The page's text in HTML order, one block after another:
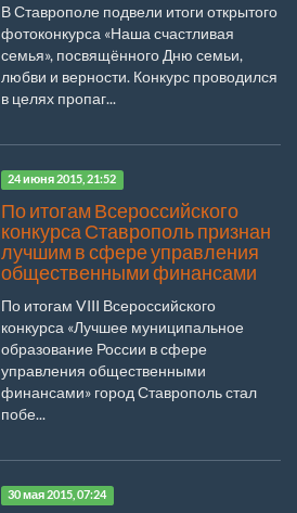
В Ставрополе подвели итоги открытого
фотоконкурса «Наша счастливая
семья», посвящённого Дню семьи,
любви и верности. Конкурс проводился
в целях пропаг...
24 июня 2015, 21:52
По итогам Всероссийского
конкурса Ставрополь признан
лучшим в сфере управления
общественными финансами
По итогам VIII Всероссийского
конкурса «Лучшее муниципальное
образование России в сфере
управления общественными
финансами» город Ставрополь стал
побе...
30 мая 2015, 07:24